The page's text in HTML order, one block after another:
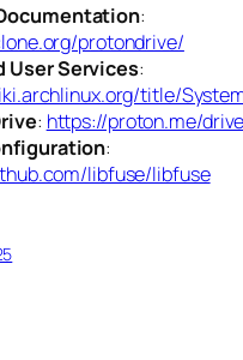
:
protondrive/
User Services:
title/
: https://proton.me/drive
:
libfuse/libfuse